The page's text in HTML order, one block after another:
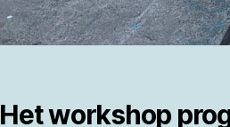
Het workshop